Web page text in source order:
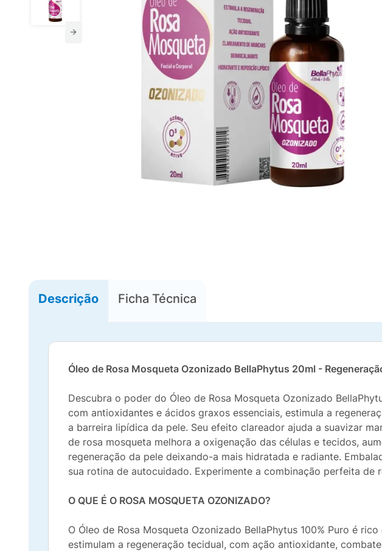
Descrição Ficha Técnica
Óleo de Rosa Mosqueta Ozonizado BellaPhytus 20ml -
Descubra o poder do Óleo de Rosa Mosqueta Ozonizado
com antioxidantes e ácidos graxos essenciais, estimula a
a barreira lipídica da pele. Seu efeito clareador ajuda a suavizar
de rosa mosqueta melhora a oxigenação das células e tecidos,
regeneração da pele deixando-a mais hidratada e radiante.
sua rotina de autocuidado. Experimente a combinação perfeita de
O QUE É O ROSA MOSQUETA OZONIZADO?
O Óleo de Rosa Mosqueta Ozonizado BellaPhytus 100% Puro é
estimulam a regeneração tecidual, com ação antioxidante,